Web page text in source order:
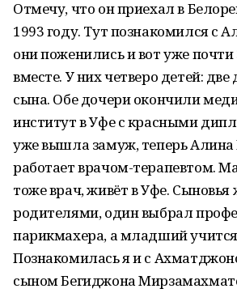
Отмечу, что он приехал в
1993 году. Тут познакомился с
они поженились и вот уже почти
вместе. У них четверо детей:
сына. Обе дочери окончили
институт в Уфе с красными
уже вышла замуж, теперь Алина
работает врачом-терапевтом.
тоже врач, живёт в Уфе. Сыновья
родителями, один выбрал
парикмахера, а младший учится
Познакомилась я и с
сыном Бегиджона